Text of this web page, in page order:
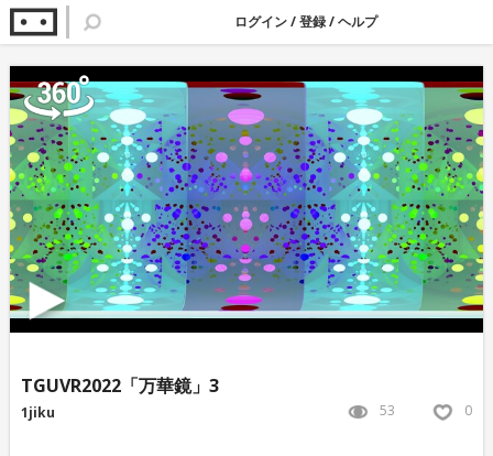
ログイン/登録/ヘルプ
TGUVR2022「万華鏡」3
1jiku 53 0